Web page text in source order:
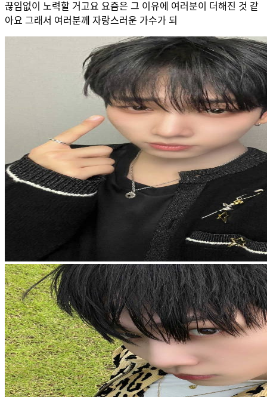
끊임없이 노력할 거고요 요즘은 그 이유에 여러분이 더해진 것 같
아요 그래서 여러분께 자랑스러운 가수가 되